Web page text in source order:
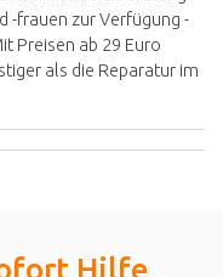
-frauen zur Verfügung -
Preisen ab 29 Euro
als die Reparatur im
Hilfe